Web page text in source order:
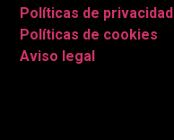
Políticas de privacidad
Políticas de cookies
Aviso legal